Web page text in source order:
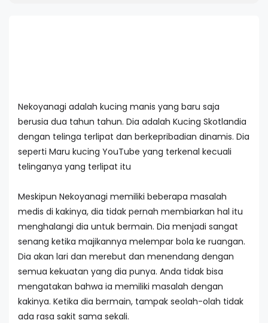
Nekoyanagi adalah kucing manis yang baru saja
berusia dua tahun tahun. Dia adalah Kucing Skotlandia
dengan telinga terlipat dan berkepribadian dinamis. Dia
seperti Maru kucing YouTube yang terkenal kecuali
telinganya yang terlipat itu
Meskipun Nekoyanagi memiliki beberapa masalah
medis di kakinya, dia tidak pernah membiarkan hal itu
menghalangi dia untuk bermain. Dia menjadi sangat
senang ketika majikannya melempar bola ke ruangan.
Dia akan lari dan merebut dan menendang dengan
semua kekuatan yang dia punya. Anda tidak bisa
mengatakan bahwa ia memiliki masalah dengan
kakinya. Ketika dia bermain, tampak seolah-olah tidak
ada rasa sakit sama sekali.